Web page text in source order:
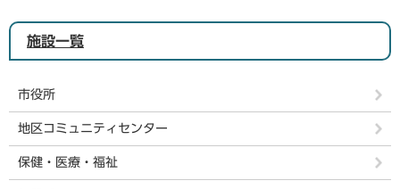
施設一覧
市役所
地区コミュニティセンター
保健・医療・福祉